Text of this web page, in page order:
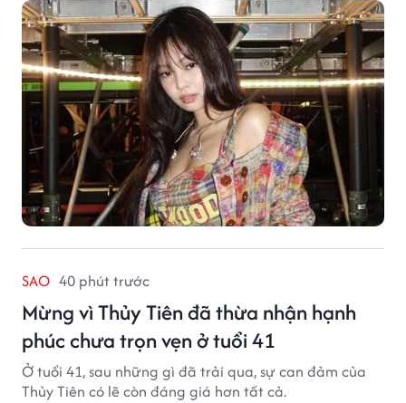
SAO 40 phút trước
Mừng vì Thủy Tiên đã thừa nhận hạnh
phúc chưa trọn vẹn ở tuổi 41
Ở tuổi 41, sau những gì đã trải qua, sự can đảm của
Thủy Tiên có lẽ còn đáng giá hơn tất cả.